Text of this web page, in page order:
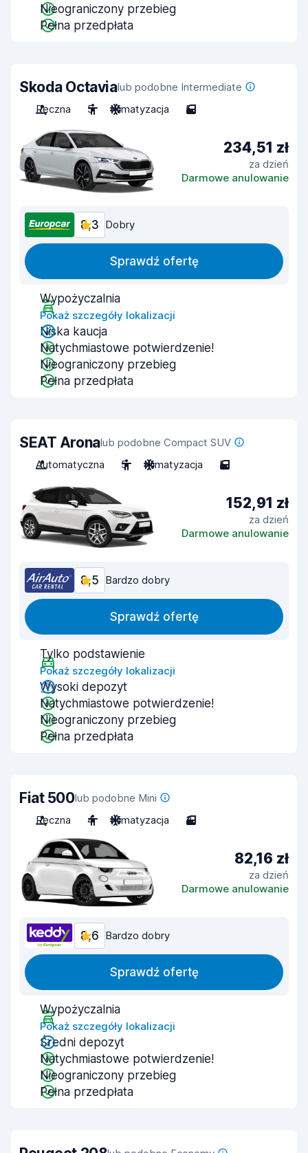
Nieograniczony przebieg
Pełna przedpłata
Skoda Octavialub podobne Intermediate
Ręczna
5 Klimatyzacja 5
234,51 zł
za dzień
Darmowe anulowanie
8,3 Dobry
Sprawdź ofertę
Wypożyczalnia
Pokaż szczegóły lokalizacji
Niska kaucja
Natychmiastowe potwierdzenie!
Nieograniczony przebieg
Pełna przedpłata
SEAT Aronalub podobne Compact SUV
Automatyczna
5 Klimatyzacja 5
152,91 zł
za dzień
Darmowe anulowanie
8,5 Bardzo dobry
Sprawdź ofertę
Tylko podstawienie
Pokaż szczegóły lokalizacji
Wysoki depozyt
Natychmiastowe potwierdzenie!
Nieograniczony przebieg
Pełna przedpłata
Fiat 500lub podobne Mini
Ręczna
4 Klimatyzacja 3
82,16 zł
za dzień
Darmowe anulowanie
8,6 Bardzo dobry
Sprawdź ofertę
Wypożyczalnia
Pokaż szczegóły lokalizacji
Średni depozyt
Natychmiastowe potwierdzenie!
Nieograniczony przebieg
Pełna przedpłata